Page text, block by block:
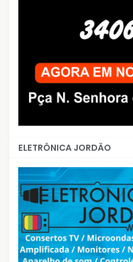
ELETRÔNICA JORDÃO